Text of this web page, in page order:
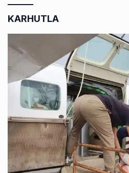
KARHUTLA